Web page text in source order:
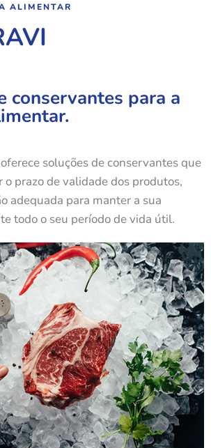
ALIMENTAR
conservantes para a
soluções de conservantes que
prazo de validade dos produtos,
adequada para manter a sua
todo o seu período de vida útil.